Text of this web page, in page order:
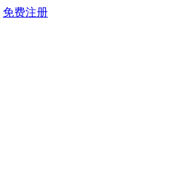
免费注册